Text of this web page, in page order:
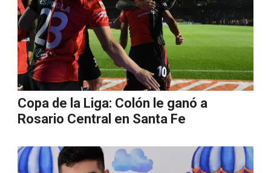
Copa de la Liga: Colón le ganó a
Rosario Central en Santa Fe